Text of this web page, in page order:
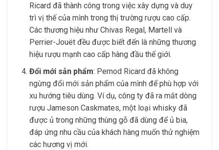
Ricard đã thành công trong việc xây dựng và duy
trì vị thế của mình trong thị trường rượu cao cấp.
Các thương hiệu như Chivas Regal, Martell và
Perrier-Jouët đều được biết đến là những thương
hiệu rượu mạnh cao cấp hàng đầu thế giới.
Đổi mới sản phẩm: Pernod Ricard đã không
ngừng đổi mới sản phẩm của mình để phù hợp với
xu hướng tiêu dùng. Ví dụ, công ty đã ra mắt dòng
rượu Jameson Caskmates, một loại whisky đã
được ủ trong những thùng gỗ đã dùng để ủ bia,
đáp ứng nhu cầu của khách hàng muốn thử nghiệm
các hương vị mới.